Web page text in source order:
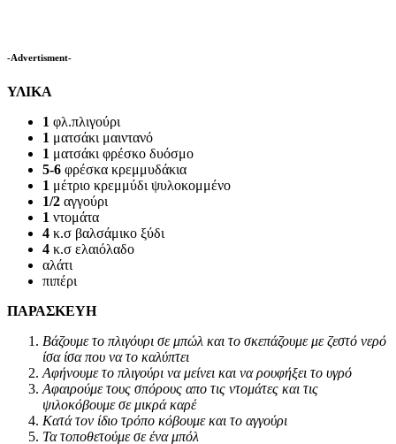
-Advertisment-
ΥΛΙΚΑ
1 φλ.πλιγούρι
1 ματσάκι μαιντανό
1 ματσάκι φρέσκο δυόσμο
5-6 φρέσκα κρεμμυδάκια
1 μέτριο κρεμμύδι ψυλοκομμένο
1/2 αγγούρι
1 ντομάτα
4 κ.σ βαλσάμικο ξύδι
4 κ.σ ελαιόλαδο
αλάτι
πιπέρι
ΠΑΡΑΣΚΕΥΗ
Βάζουμε το πλιγόυρι σε μπώλ και το σκεπάζουμε με ζεστό νερό
ίσα ίσα που να το καλύπτει
Αφήνουμε το πλιγούρι να μείνει και να ρουφήξει το υγρό
Αφαιρούμε τους σπόρους απο τις ντομάτες και τις
ψιλοκόβουμε σε μικρά καρέ
Κατά τον ίδιο τρόπο κόβουμε και το αγγούρι
Τα τοποθετούμε σε ένα μπόλ